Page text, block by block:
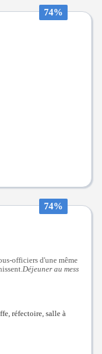
74%
74%
officiers d'une même
Déjeuner au mess
réfectoire, salle à